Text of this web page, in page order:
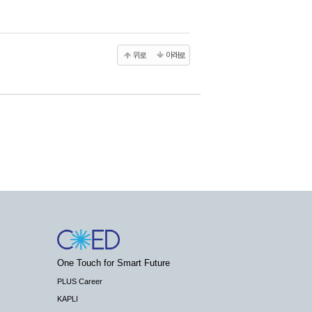
위로 아래로
One Touch for Smart Future
PLUS Career
KAPLI